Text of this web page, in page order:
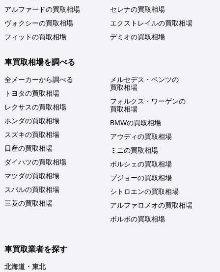
アルファードの買取相場
ヴォクシーの買取相場
フィットの買取相場
セレナの買取相場
エクストレイルの買取相場
デミオの買取相場
車買取相場を調べる
全メーカーから調べる
トヨタの買取相場
レクサスの買取相場
ホンダの買取相場
スズキの買取相場
日産の買取相場
ダイハツの買取相場
マツダの買取相場
スバルの買取相場
三菱の買取相場
メルセデス・ベンツの
買取相場
フォルクス・ワーゲンの
買取相場
BMWの買取相場
アウディの買取相場
ミニの買取相場
ポルシェの買取相場
プジョーの買取相場
シトロエンの買取相場
アルファロメオの買取相場
ボルボの買取相場
車買取業者を探す
北海道・東北